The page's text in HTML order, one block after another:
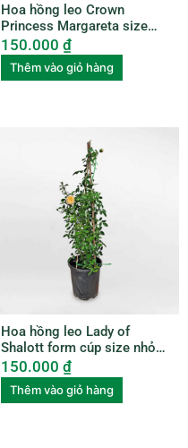
Hoa hồng leo Crown
Princess Margareta size
nhỏ ROSE010
150.000 ₫
Thêm vào giỏ hàng
Hoa hồng leo Lady of
Shalott form cúp size nhỏ
ROSE009
150.000 ₫
Thêm vào giỏ hàng